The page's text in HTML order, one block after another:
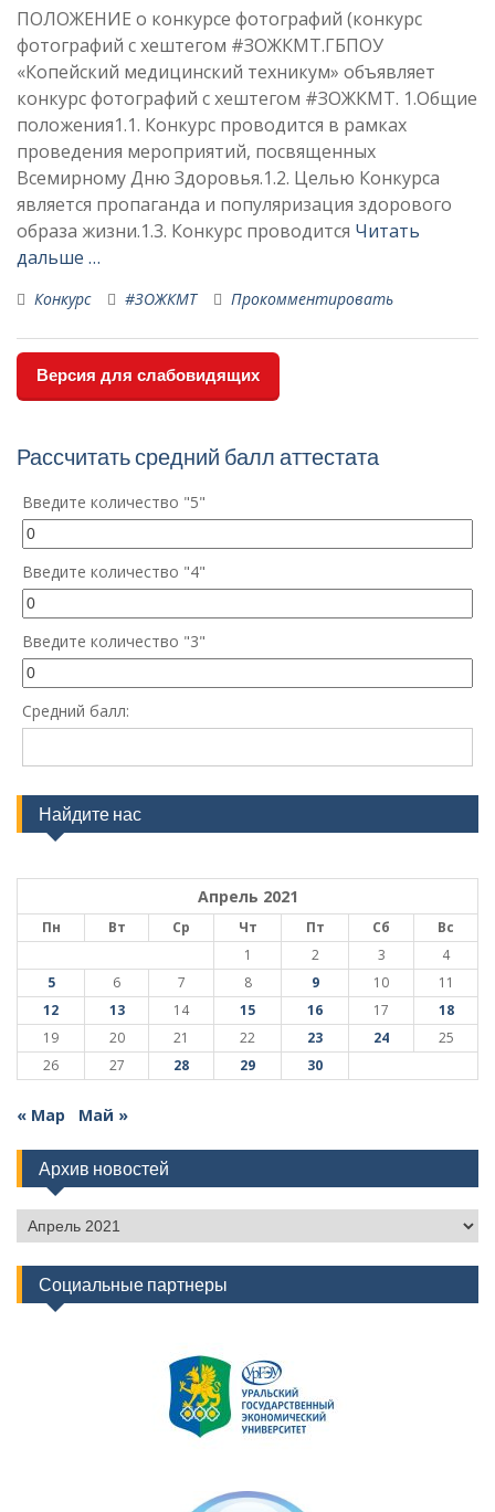
ПОЛОЖЕНИЕ о конкурсе фотографий (конкурс
фотографий с хештегом #ЗОЖКМТ.ГБПОУ
«Копейский медицинский техникум» объявляет
конкурс фотографий с хештегом #ЗОЖКМТ. 1.Общие
положения1.1. Конкурс проводится в рамках
проведения мероприятий, посвященных
Всемирному Дню Здоровья.1.2. Целью Конкурса
является пропаганда и популяризация здорового
образа жизни.1.3. Конкурс проводится Читать
дальше …
Конкурс #ЗОЖКМТ Прокомментировать
Версия для слабовидящих
Рассчитать средний балл аттестата
Введите количество "5"
Введите количество "4"
Введите количество "3"
Средний балл:
Найдите нас
Апрель 2021
Пн Вт Ср Чт Пт Сб
Вс
1
2 3
4
5
6 7 8 9 10
11
12
13 14 15 16 17
18
19
20 21 22 23 24
25
26
27 28 29 30
« Мар Май »
Архив новостей
Архив
новостей
Социальные партнеры